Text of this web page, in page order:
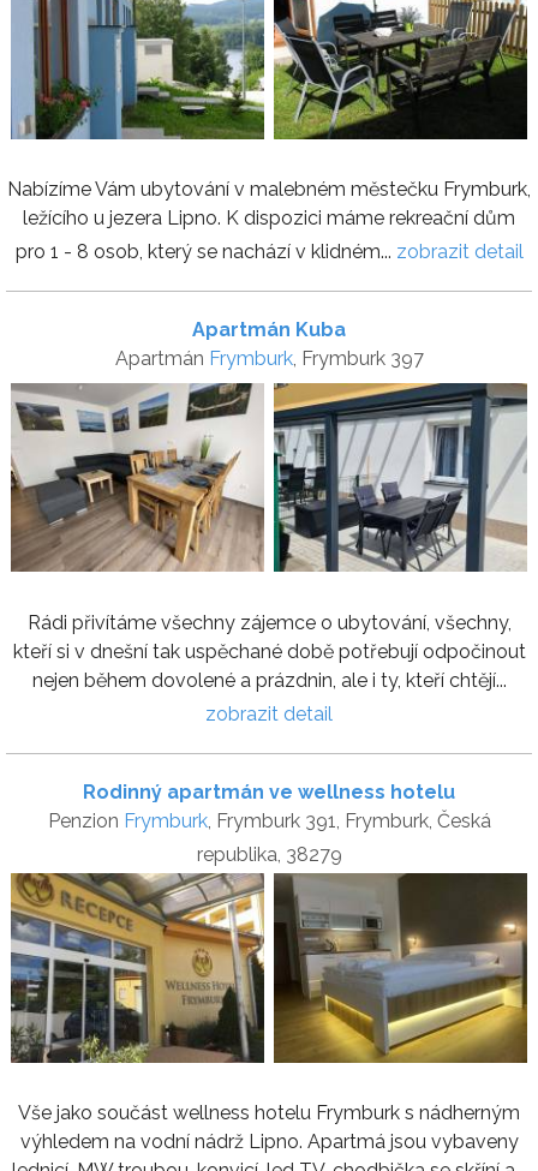
Nabízíme Vám ubytování v malebném městečku Frymburk,
ležícího u jezera Lipno. K dispozici máme rekreační dům
pro 1 - 8 osob, který se nachází v klidném... zobrazit detail
Apartmán Kuba
Apartmán Frymburk, Frymburk 397
Rádi přivítáme všechny zájemce o ubytování, všechny,
kteří si v dnešní tak uspěchané době potřebují odpočinout
nejen během dovolené a prázdnin, ale i ty, kteří chtějí...
zobrazit detail
Rodinný apartmán ve wellness hotelu
Penzion Frymburk, Frymburk 391, Frymburk, Česká
republika, 38279
Vše jako součást wellness hotelu Frymburk s nádherným
výhledem na vodní nádrž Lipno. Apartmá jsou vybaveny